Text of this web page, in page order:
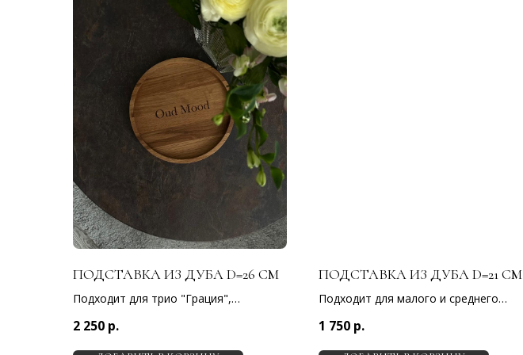
ПОДСТАВКА ИЗ ДУБА D=26 СМ
Подходит для трио "Грация",
из свечей
2 250 р.
ПОДСТАВКА ИЗ ДУБА D=21 СМ
Подходит для малого и среднего
композиций из свечей, для одной
свечи
1 750 р.